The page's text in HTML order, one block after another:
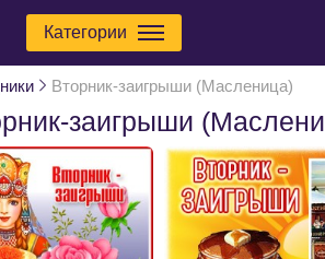
Категории
Вторник-заигрыши (Масленица)
заигрыши